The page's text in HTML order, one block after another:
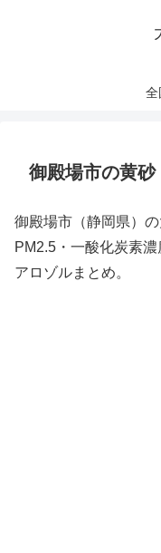
全
御殿場市の黄
御殿場市（静岡県）
PM2.5・一酸化炭素
アロゾルまとめ。